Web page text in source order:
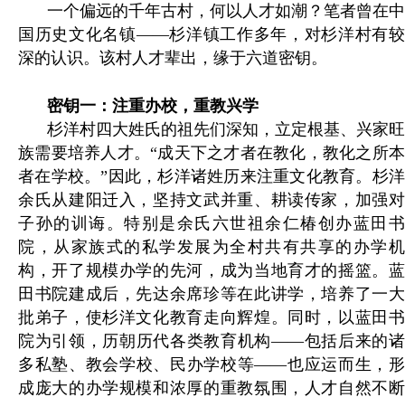
一个偏远的千年古村，何以人才如潮？笔者曾在中
国历史文化名镇——杉洋镇工作多年，对杉洋村有较
深的认识。该村人才辈出，缘于六道密钥。
密钥一：注重办校，重教兴学
杉洋村四大姓氏的祖先们深知，立定根基、兴家旺
族需要培养人才。“成天下之才者在教化，教化之所本
者在学校。”因此，杉洋诸姓历来注重文化教育。杉洋
余氏从建阳迁入，坚持文武并重、耕读传家，加强对
子孙的训诲。特别是余氏六世祖余仁椿创办蓝田书
院，从家族式的私学发展为全村共有共享的办学机
构，开了规模办学的先河，成为当地育才的摇篮。蓝
田书院建成后，先达余席珍等在此讲学，培养了一大
批弟子，使杉洋文化教育走向辉煌。同时，以蓝田书
院为引领，历朝历代各类教育机构——包括后来的诸
多私塾、教会学校、民办学校等——也应运而生，形
成庞大的办学规模和浓厚的重教氛围，人才自然不断